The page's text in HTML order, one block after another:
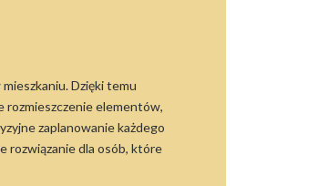
Dzięki temu
rozmieszczenie elementów,
zaplanowanie każdego
rozwiązanie dla osób, które